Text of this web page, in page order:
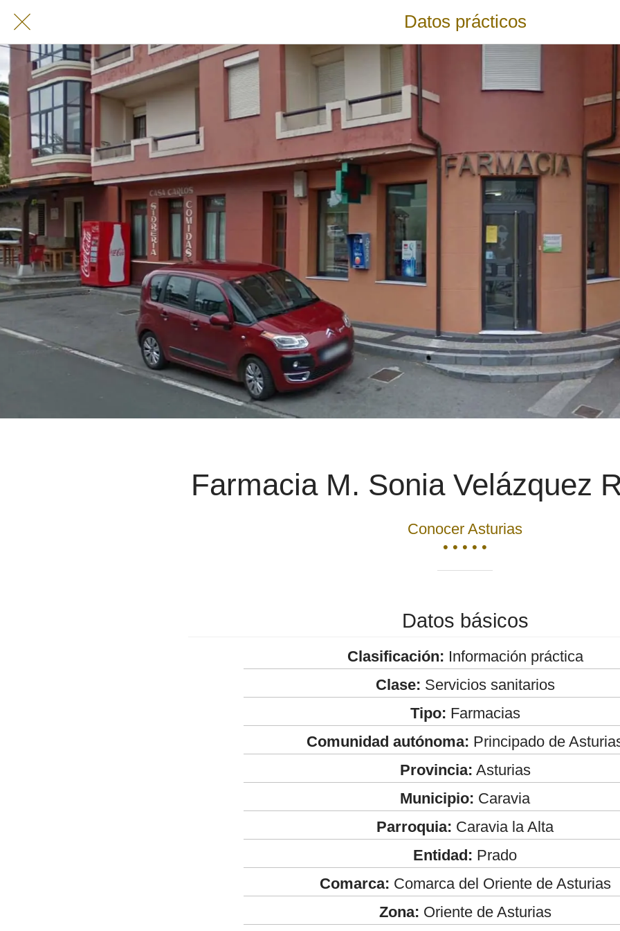
Datos prácticos
Farmacia M. Sonia Velázquez
Conocer Asturias
• • • • •
Datos básicos
Clasificación: Información práctica
Clase: Servicios sanitarios
Tipo: Farmacias
Comunidad autónoma: Principado de
Provincia: Asturias
Municipio: Caravia
Parroquia: Caravia la Alta
Entidad: Prado
Comarca: Comarca del Oriente de Asturias
Zona: Oriente de Asturias